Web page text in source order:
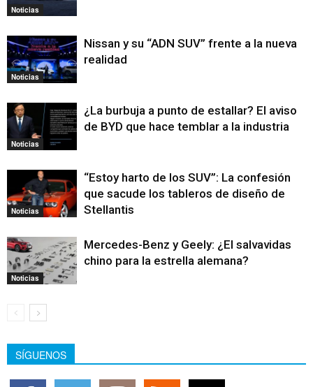
Noticias
Noticias
Nissan y su “ADN SUV” frente a la nueva
realidad
Noticias
¿La burbuja a punto de estallar? El aviso
de BYD que hace temblar a la industria
Noticias
“Estoy harto de los SUV”: La confesión
que sacude los tableros de diseño de
Stellantis
Noticias
Mercedes-Benz y Geely: ¿El salvavidas
chino para la estrella alemana?
SÍGUENOS